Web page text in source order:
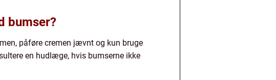
bumser?
påføre cremen jævnt og kun bruge
en hudlæge, hvis bumserne ikke